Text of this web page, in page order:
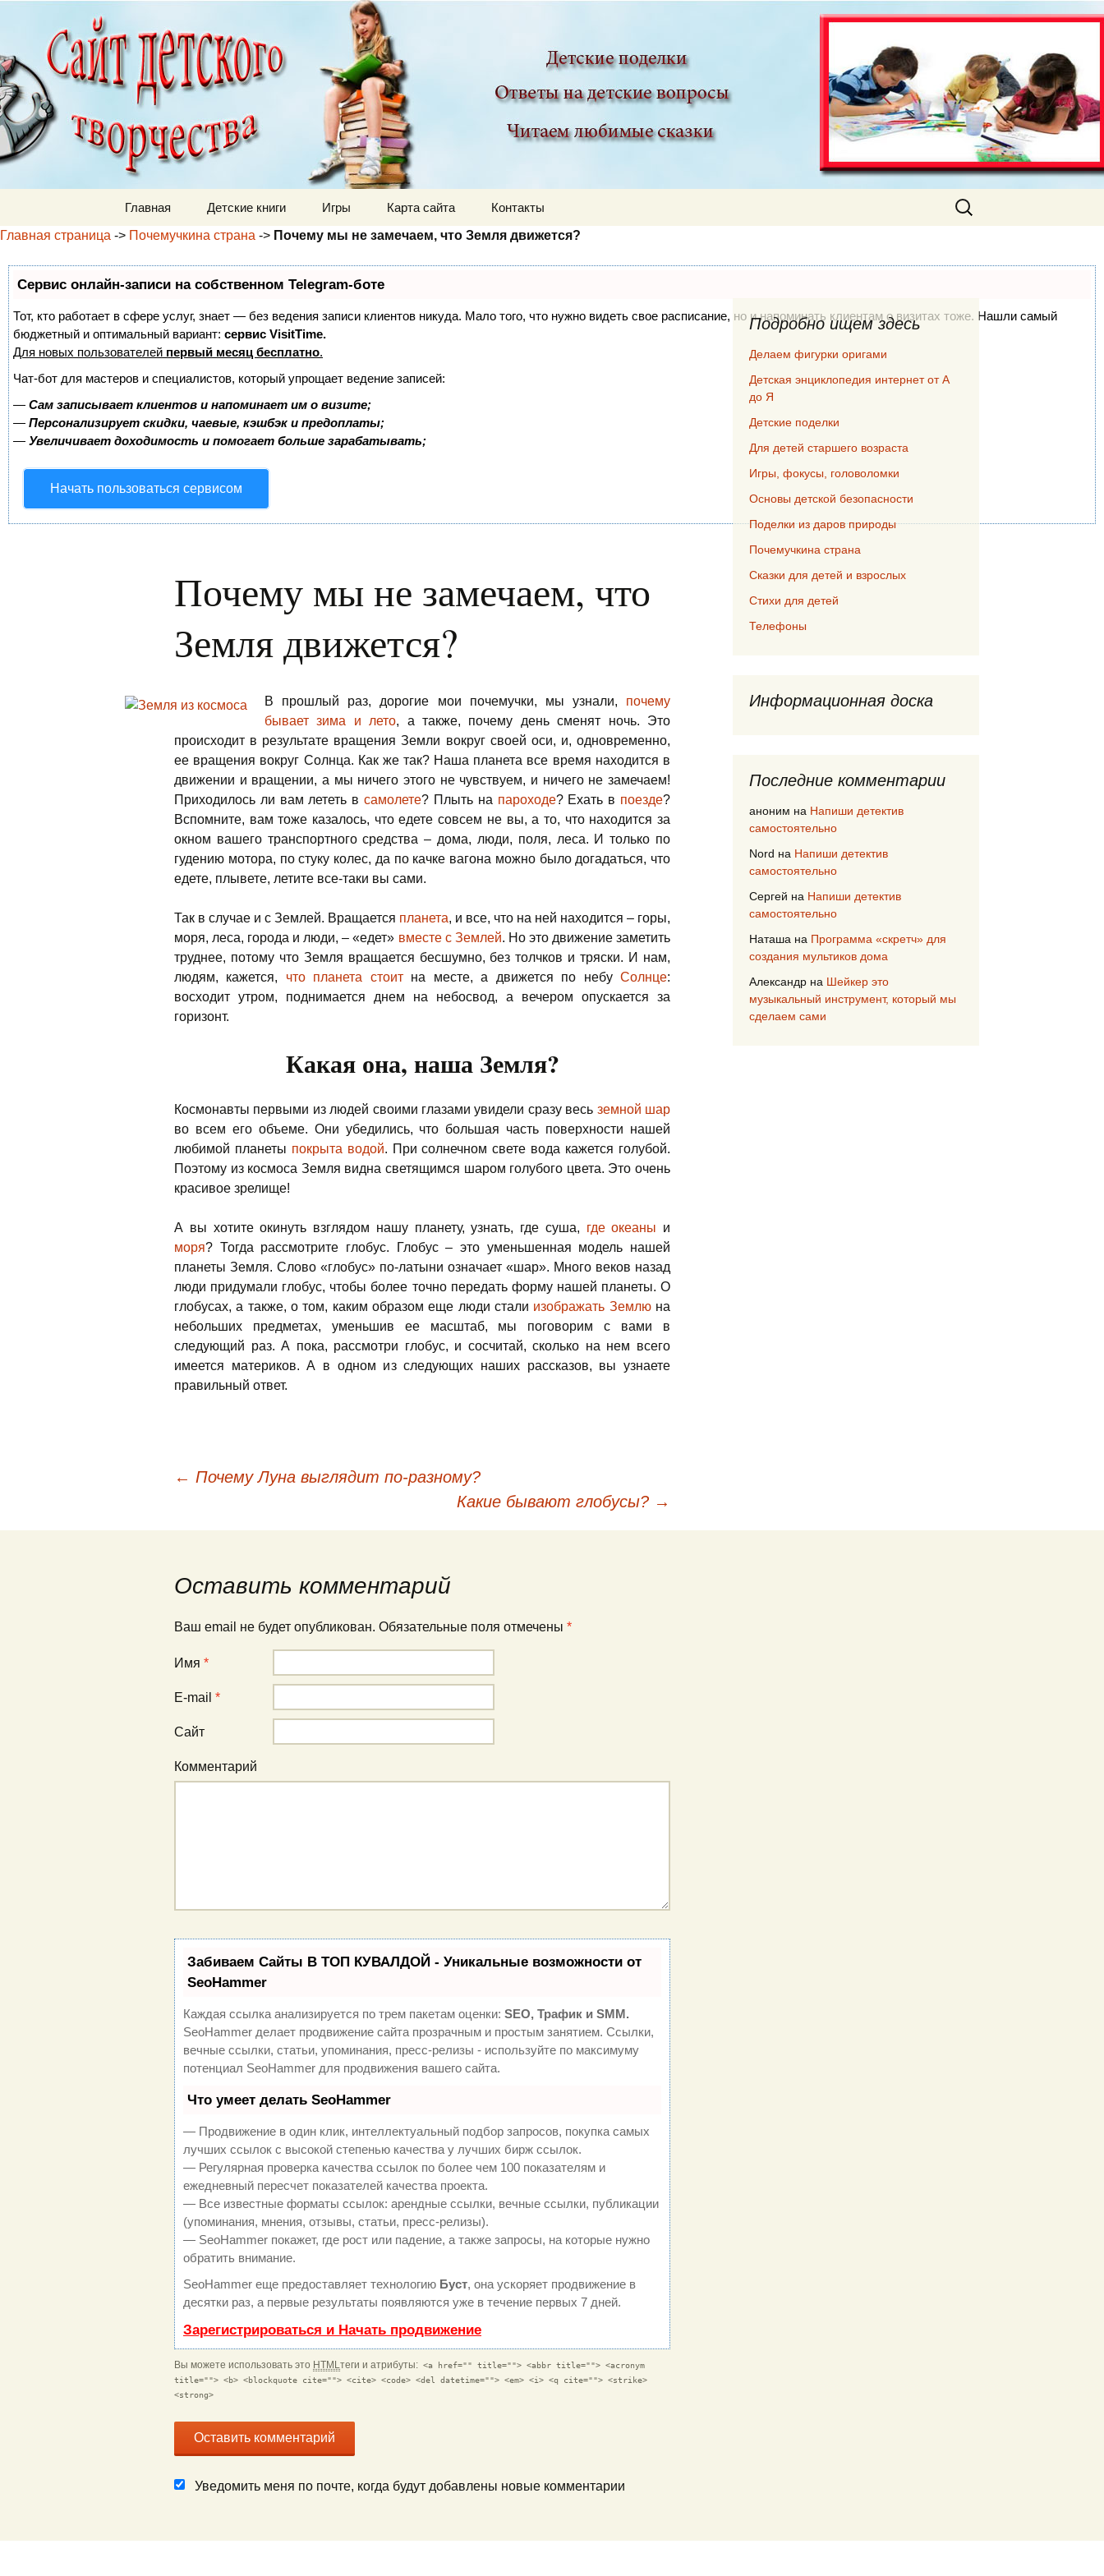
Детский мир
Главная Детские книги Игры Карта сайта Контакты
Искать:
Главная страница -> Почемучкина страна -> Почему мы не замечаем, что Земля движется?
Сервис онлайн-записи на собственном Telegram-боте
Тот, кто работает в сфере услуг, знает — без ведения записи клиентов никуда. Мало того, что нужно видеть свое расписание, но и напоминать клиентам о визитах тоже. Нашли самый
бюджетный и оптимальный вариант: сервис VisitTime.
Для новых пользователей первый месяц бесплатно.
Чат-бот для мастеров и специалистов, который упрощает ведение записей:
— Сам записывает клиентов и напоминает им о визите;
— Персонализирует скидки, чаевые, кэшбэк и предоплаты;
— Увеличивает доходимость и помогает больше зарабатывать;
Начать пользоваться сервисом
Почему мы не замечаем, что
Земля движется?
В прошлый раз, дорогие мои почемучки, мы узнали, почему
бывает зима и лето, а также, почему день сменят ночь. Это
происходит в результате вращения Земли вокруг своей оси, и, одновременно,
ее вращения вокруг Солнца. Как же так? Наша планета все время находится в
движении и вращении, а мы ничего этого не чувствуем, и ничего не замечаем!
Приходилось ли вам лететь всамолете? Плыть на пароходе? Ехать в поезде?
Вспомните, вам тоже казалось, что едете совсем не вы, а то, что находится за
окном вашего транспортного средства – дома, люди, поля, леса. И только по
гудению мотора, по стуку колес, да по качке вагона можно было догадаться, что
едете, плывете, летите все-таки вы сами.
Так в случае и с Землей. Вращается планета, и все, что на ней находится – горы,
моря, леса, города и люди, – «едет» вместе с Землей. Но это движение заметить
труднее, потому что Земля вращается бесшумно, без толчков и тряски. И нам,
людям, кажется, что планета стоитна месте, а движется по небуСолнце:
восходит утром, поднимается днем на небосвод, а вечером опускается за
горизонт.
Какая она, наша Земля?
Космонавты первыми из людей своими глазами увидели сразу весь земной шар
во всем его объеме. Они убедились, что большая часть поверхности нашей
любимой планеты покрыта водой. При солнечном свете вода кажется голубой.
Поэтому из космоса Земля видна светящимся шаром голубого цвета. Это очень
красивое зрелище!
А вы хотите окинуть взглядом нашу планету, узнать, где суша, где океаны и
моря? Тогда рассмотрите глобус. Глобус – это уменьшенная модель нашей
планеты Земля. Слово «глобус» по-латыни означает «шар». Много веков назад
люди придумали глобус, чтобы более точно передать форму нашей планеты. О
глобусах, а также, о том, каким образом еще люди стали изображать Землюна
небольших предметах, уменьшив ее масштаб, мы поговорим с вами в
следующий раз. А пока, рассмотри глобус, и сосчитай, сколько на нем всего
имеется материков. А в одном из следующих наших рассказов, вы узнаете
правильный ответ.
Навигация по публикации
← Почему Луна выглядит по-разному?
Какие бывают глобусы? →
Оставить комментарий
Ваш email не будет опубликован. Обязательные поля отмечены *
Имя *
E-mail *
Сайт
Комментарий
Забиваем Сайты В ТОП КУВАЛДОЙ - Уникальные возможности от
SeoHammer
Каждая ссылка анализируется по трем пакетам оценки: SEO, Трафик и SMM.
SeoHammer делает продвижение сайта прозрачным и простым занятием. Ссылки,
вечные ссылки, статьи, упоминания, пресс-релизы - используйте по максимуму
потенциал SeoHammer для продвижения вашего сайта.
Что умеет делать SeoHammer
— Продвижение в один клик, интеллектуальный подбор запросов, покупка самых
лучших ссылок с высокой степенью качества у лучших бирж ссылок.
— Регулярная проверка качества ссылок по более чем 100 показателям и
ежедневный пересчет показателей качества проекта.
— Все известные форматы ссылок: арендные ссылки, вечные ссылки, публикации
(упоминания, мнения, отзывы, статьи, пресс-релизы).
— SeoHammer покажет, где рост или падение, а также запросы, на которые нужно
обратить внимание.
SeoHammer еще предоставляет технологию Буст, она ускоряет продвижение в
десятки раз, а первые результаты появляются уже в течение первых 7 дней.
Зарегистрироваться и Начать продвижение
Вы можете использовать это HTMLтеги и атрибуты: <a href="" title=""> <abbr title=""> <acronym
title=""> <b> <blockquote cite=""> <cite> <code> <del datetime=""> <em> <i> <q cite=""> <strike>
<strong>
Уведомить меня по почте, когда будут добавлены новые комментарии
Подробно ищем здесь
Делаем фигурки оригами
Детская энциклопедия интернет от А
до Я
Детские поделки
Для детей старшего возраста
Игры, фокусы, головоломки
Основы детской безопасности
Поделки из даров природы
Почемучкина страна
Сказки для детей и взрослых
Стихи для детей
Телефоны
Информационная доска
Последние комментарии
аноним на Напиши детектив
самостоятельно
Nord на Напиши детектив
самостоятельно
Сергей на Напиши детектив
самостоятельно
Наташа на Программа «скретч» для
создания мультиков дома
Александр на Шейкер это
музыкальный инструмент, который мы
сделаем сами